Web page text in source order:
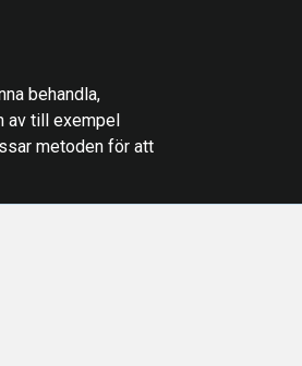
behandla,
av till exempel
metoden för att